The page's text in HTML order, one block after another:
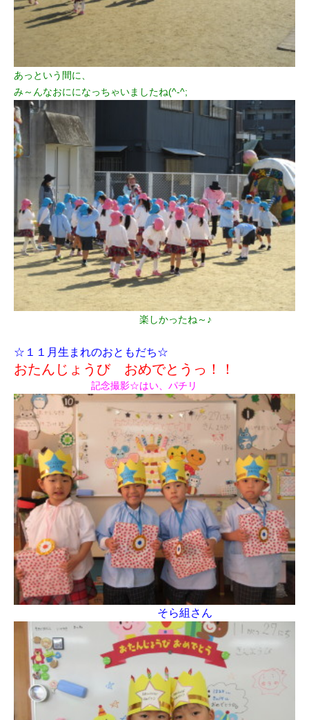
あっという間に、
み～んなおにになっちゃいましたね(^-^;
楽しかったね～♪
☆１１月生まれのおともだち☆
おたんじょうび おめでとうっ！！
記念撮影☆はい、パチリ
そら組さん